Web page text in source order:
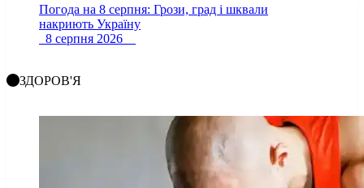
Погода на 8 серпня: Грози, град і шквали
накриють Україну
8 серпня 2026
ЗДОРОВ'Я